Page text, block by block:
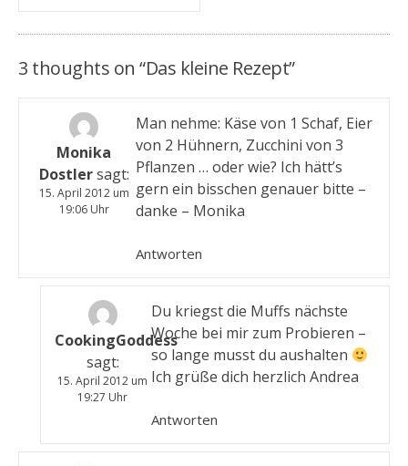
3 thoughts on “Das kleine Rezept”
Monika
Dostlersagt:
15. April 2012 um
19:06 Uhr
Man nehme: Käse von 1 Schaf, Eier
von 2 Hühnern, Zucchini von 3
Pflanzen … oder wie? Ich hätt’s
gern ein bisschen genauer bitte –
danke – Monika
Antworten
CookingGoddess
sagt:
15. April 2012 um
19:27 Uhr
Du kriegst die Muffs nächste
Woche bei mir zum Probieren –
so lange musst du aushalten
Ich grüße dich herzlich Andrea
Antworten